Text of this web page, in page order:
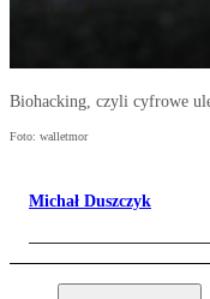
Biohacking, czyli cyfrowe
Foto: walletmor
Michał Duszczyk